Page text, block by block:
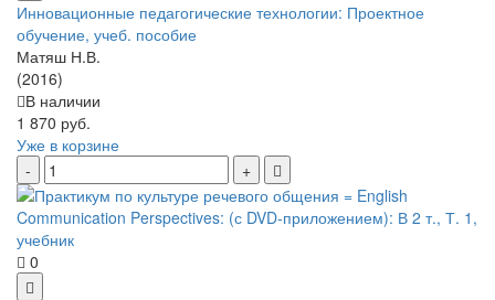
Инновационные педагогические технологии: Проектное
обучение, учеб. пособие
Матяш Н.В.
(2016)
В наличии
1 870 руб.
Уже в корзине
0